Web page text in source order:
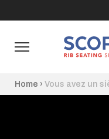
Home › Vous avez un